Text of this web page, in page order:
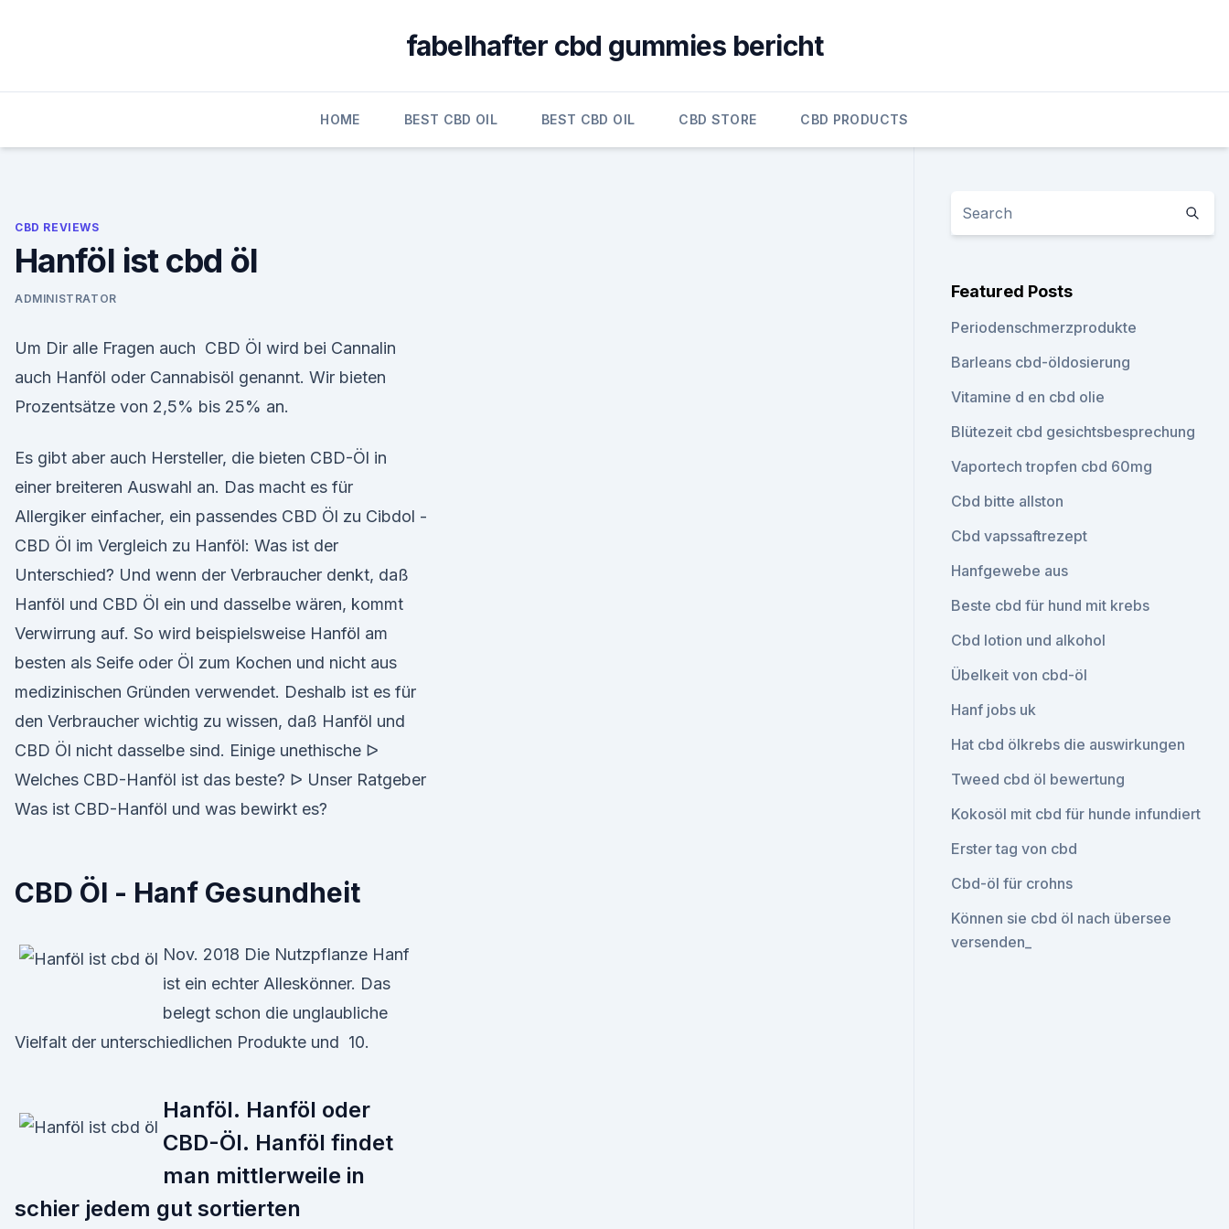
fabelhafter cbd gummies bericht
HOME BEST CBD OIL BEST CBD OIL CBD STORE CBD PRODUCTS
CBD REVIEWS
Hanföl ist cbd öl
ADMINISTRATOR
Um Dir alle Fragen auch CBD Öl wird bei Cannalin
auch Hanföl oder Cannabisöl genannt. Wir bieten
Prozentsätze von 2,5% bis 25% an.
Es gibt aber auch Hersteller, die bieten CBD-Öl in
einer breiteren Auswahl an. Das macht es für
Allergiker einfacher, ein passendes CBD Öl zu Cibdol -
CBD Öl im Vergleich zu Hanföl: Was ist der
Unterschied? Und wenn der Verbraucher denkt, daß
Hanföl und CBD Öl ein und dasselbe wären, kommt
Verwirrung auf. So wird beispielsweise Hanföl am
besten als Seife oder Öl zum Kochen und nicht aus
medizinischen Gründen verwendet. Deshalb ist es für
den Verbraucher wichtig zu wissen, daß Hanföl und
CBD Öl nicht dasselbe sind. Einige unethische ᐅ
Welches CBD-Hanföl ist das beste? ᐅ Unser Ratgeber
Was ist CBD-Hanföl und was bewirkt es?
CBD Öl - Hanf Gesundheit
Nov. 2018 Die Nutzpflanze Hanf
ist ein echter Alleskönner. Das
belegt schon die unglaubliche
Vielfalt der unterschiedlichen Produkte und 10.
Hanföl. Hanföl oder
CBD-Öl. Hanföl findet
man mittlerweile in
schier jedem gut sortierten
Featured Posts
Periodenschmerzprodukte
Barleans cbd-öldosierung
Vitamine d en cbd olie
Blütezeit cbd gesichtsbesprechung
Vaportech tropfen cbd 60mg
Cbd bitte allston
Cbd vapssaftrezept
Hanfgewebe aus
Beste cbd für hund mit krebs
Cbd lotion und alkohol
Übelkeit von cbd-öl
Hanf jobs uk
Hat cbd ölkrebs die auswirkungen
Tweed cbd öl bewertung
Kokosöl mit cbd für hunde infundiert
Erster tag von cbd
Cbd-öl für crohns
Können sie cbd öl nach übersee
versenden_